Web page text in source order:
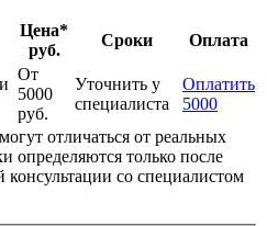
Цена*
руб.
Сроки Оплата
От
5000
руб.
Уточнить у
специалиста
Оплатить
5000
отличаться от реальных
определяются только после
консультации со специалистом